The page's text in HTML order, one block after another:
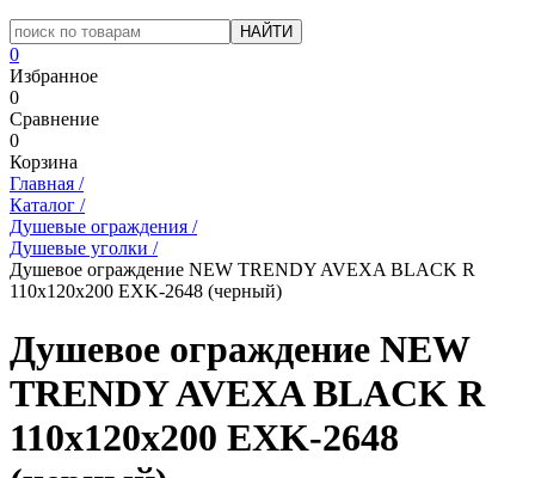
0
Избранное
0
Сравнение
0
Корзина
Главная /
Каталог /
Душевые ограждения /
Душевые уголки /
Душевое ограждение NEW TRENDY AVEXA BLACK R
110x120x200 EXK-2648 (черный)
Душевое ограждение NEW
TRENDY AVEXA BLACK R
110x120x200 EXK-2648